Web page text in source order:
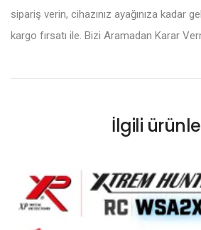
sipariş verin, cihazınız ayağınıza kadar
kargo fırsatı ile. Bizi Aramadan Karar
İlgili